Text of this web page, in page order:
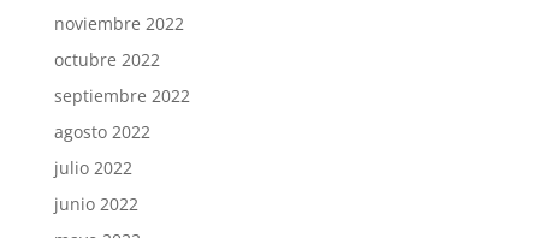
noviembre 2022
octubre 2022
septiembre 2022
agosto 2022
julio 2022
junio 2022